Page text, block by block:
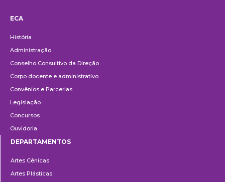
ECA
História
Administração
Conselho Consultivo da Direção
Corpo docente e administrativo
Convênios e Parcerias
Legislação
Concursos
Ouvidoria
DEPARTAMENTOS
Artes Cênicas
Artes Plásticas